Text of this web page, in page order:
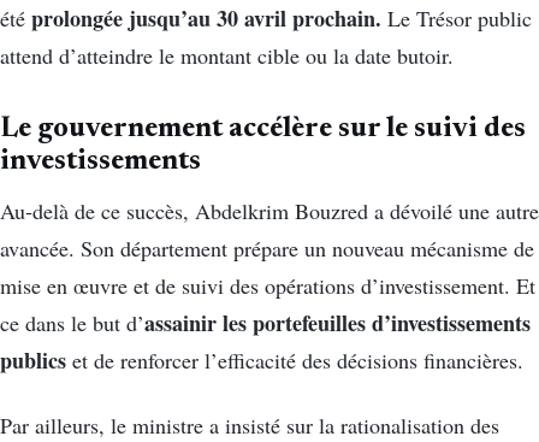
été prolongée jusqu’au 30 avril prochain. Le Trésor public
attend d’atteindre le montant cible ou la date butoir.
Le gouvernement accélère sur le suivi des
investissements
Au-delà de ce succès, Abdelkrim Bouzred a dévoilé une autre
avancée. Son département prépare un nouveau mécanisme de
mise en œuvre et de suivi des opérations d’investissement. Et
ce dans le but d’assainir les portefeuilles d’investissements
publics et de renforcer l’efficacité des décisions financières.
Par ailleurs, le ministre a insisté sur la rationalisation des